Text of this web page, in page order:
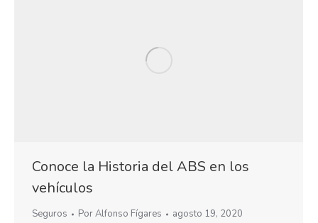
Conoce la Historia del ABS en los
vehículos
Seguros PorAlfonso Fígares agosto 19, 2020